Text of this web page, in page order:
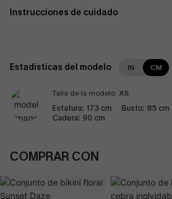
Instrucciones de cuidado
Estadísticas del modelo IN CM
Talla de la modelo: XS
Estatura: 173 cm Busto: 85 cm
Cadera: 90 cm
COMPRAR CON